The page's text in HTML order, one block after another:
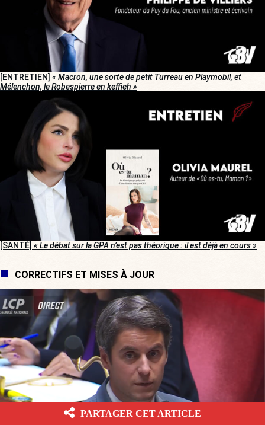
[ENTRETIEN] « Macron, une sorte de petit Turreau en Playmobil, et
Mélenchon, le Robespierre en keffieh »
[SANTÉ] « Le débat sur la GPA n’est pas théorique : il est déjà en cours »
CORRECTIFS ET MISES À JOUR
PARTAGER CET ARTICLE